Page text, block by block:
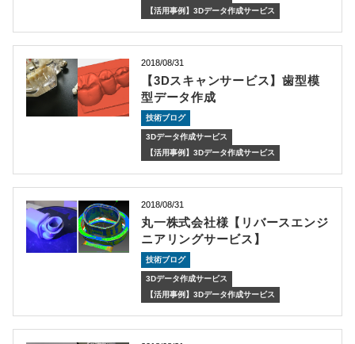
【活用事例】3Dデータ作成サービス
2018/08/31
【3Dスキャンサービス】歯型模
型データ作成
技術ブログ
3Dデータ作成サービス
【活用事例】3Dデータ作成サービス
2018/08/31
丸一株式会社様【リバースエンジ
ニアリングサービス】
技術ブログ
3Dデータ作成サービス
【活用事例】3Dデータ作成サービス